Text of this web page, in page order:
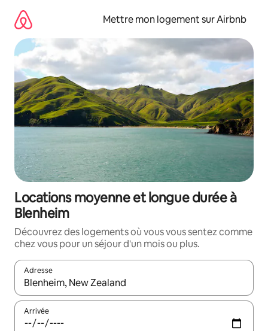
directement
contenu
Mettre mon logement sur Airbnb
Locations moyenne et longue durée à
Blenheim
Découvrez des logements où vous vous sentez comme
chez vous pour un séjour d'un mois ou plus.
Adresse
Lorsque les résultats s'affichent, utilisez les flèches vers le
Arrivée